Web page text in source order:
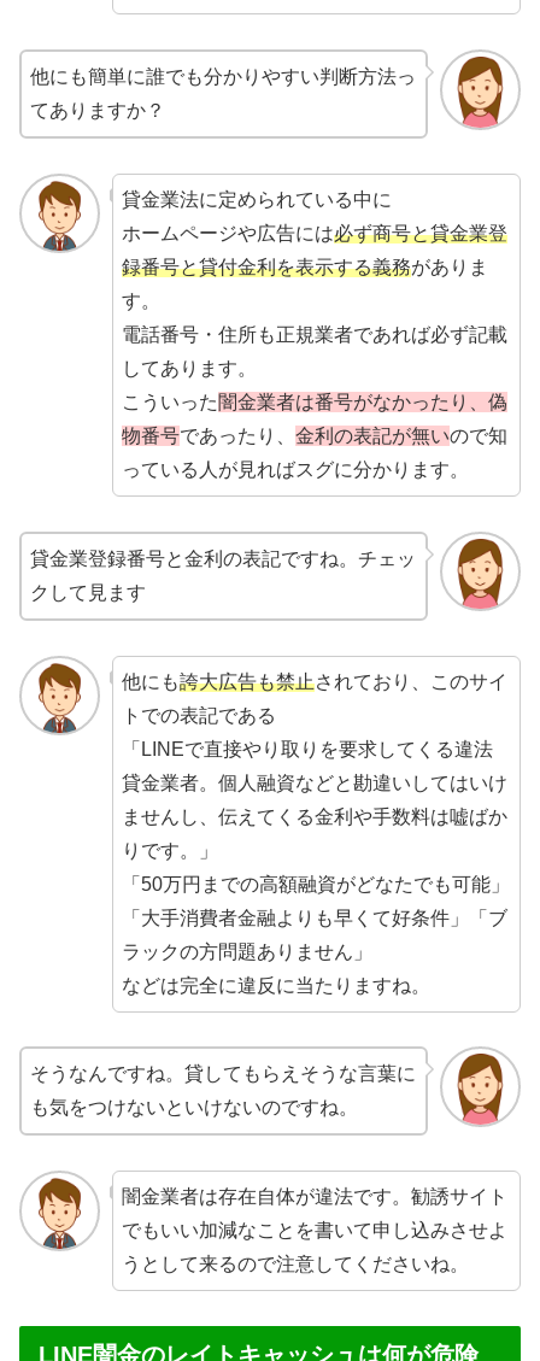
他にも簡単に誰でも分かりやすい判断方法っ
てありますか？
貸金業法に定められている中に
ホームページや広告には必ず商号と貸金業登
録番号と貸付金利を表示する義務がありま
す。
電話番号・住所も正規業者であれば必ず記載
してあります。
こういった闇金業者は番号がなかったり、偽
物番号であったり、 金利の表記が無いので知
っている人が見ればスグに分かります。
貸金業登録番号と金利の表記ですね。チェッ
クして見ます
他にも誇大広告も禁止されており、このサイ
トでの表記である
「LINEで直接やり取りを要求してくる違法
貸金業者。個人融資などと勘違いしてはいけ
ませんし、伝えてくる金利や手数料は嘘ばか
りです。」
「50万円までの高額融資がどなたでも可能」
「大手消費者金融よりも早くて好条件」「ブ
ラックの方問題ありません」
などは完全に違反に当たりますね。
そうなんですね。貸してもらえそうな言葉に
も気をつけないといけないのですね。
闇金業者は存在自体が違法です。勧誘サイト
でもいい加減なことを書いて申し込みさせよ
うとして来るので注意してくださいね。
LINE闇金のレイトキャッシュは何が危険